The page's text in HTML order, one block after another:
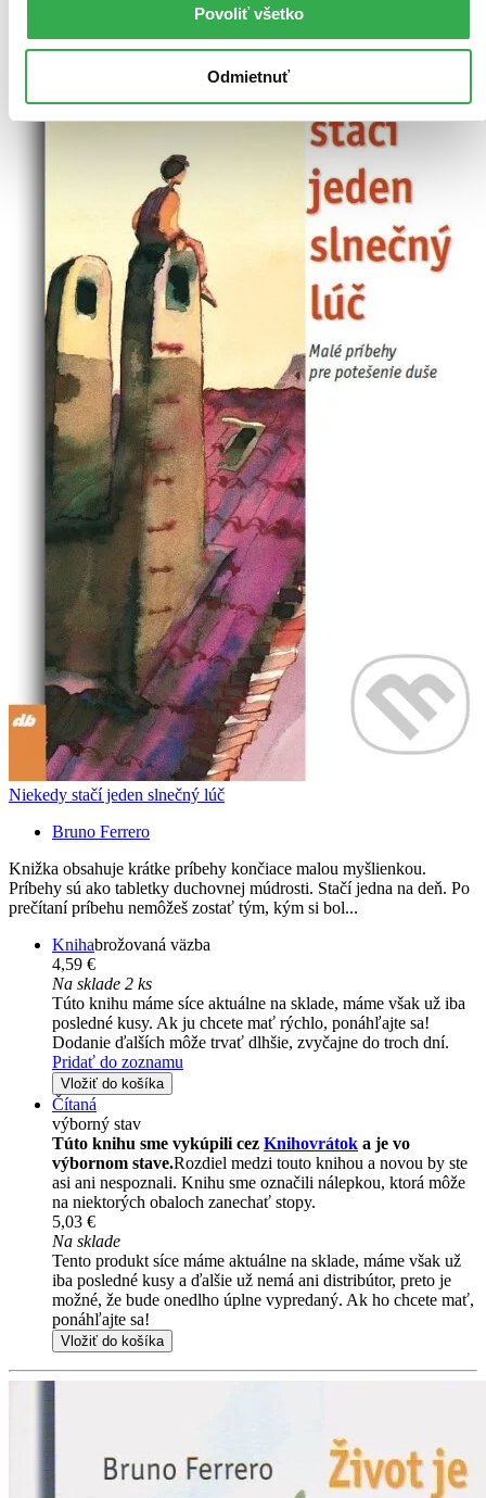
Povoliť všetko
Odmietnuť
Niekedy stačí jeden slnečný lúč
Bruno Ferrero
Knižka obsahuje krátke príbehy končiace malou myšlienkou.
Príbehy sú ako tabletky duchovnej múdrosti. Stačí jedna na deň. Po
prečítaní príbehu nemôžeš zostať tým, kým si bol...
Knihabrožovaná väzba
4,59 €
Na sklade 2 ks
Túto knihu máme síce aktuálne na sklade, máme však už iba
posledné kusy. Ak ju chcete mať rýchlo, ponáhľajte sa!
Dodanie ďalších môže trvať dlhšie, zvyčajne do troch dní.
Pridať do zoznamu
Vložiť do košíka
Čítaná
výborný stav
Túto knihu sme vykúpili cez Knihovrátok a je vo
výbornom stave.Rozdiel medzi touto knihou a novou by ste
asi ani nespoznali. Knihu sme označili nálepkou, ktorá môže
na niektorých obaloch zanechať stopy.
5,03 €
Na sklade
Tento produkt síce máme aktuálne na sklade, máme však už
iba posledné kusy a ďalšie už nemá ani distribútor, preto je
možné, že bude onedlho úplne vypredaný. Ak ho chcete mať,
ponáhľajte sa!
Vložiť do košíka